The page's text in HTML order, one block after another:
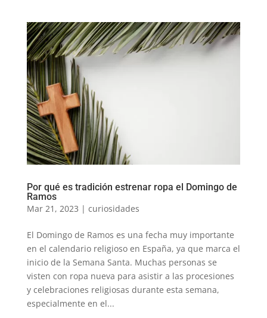
Por qué es tradición estrenar ropa el Domingo de
Ramos
Mar 21, 2023 | curiosidades
El Domingo de Ramos es una fecha muy importante
en el calendario religioso en España, ya que marca el
inicio de la Semana Santa. Muchas personas se
visten con ropa nueva para asistir a las procesiones
y celebraciones religiosas durante esta semana,
especialmente en el...